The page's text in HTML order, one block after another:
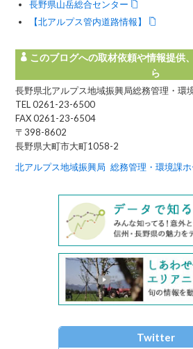
長野県山岳総合センター
【北アルプス管内道路情報】
このブログへの取材依頼や情報提供
ら
長野県北アルプス地域振興局総務管理・環
TEL 0261-23-6500
FAX 0261-23-6504
〒398-8602
長野県大町市大町1058-2
北アルプス地域振興局 総務管理・環境課ホ
Twitter